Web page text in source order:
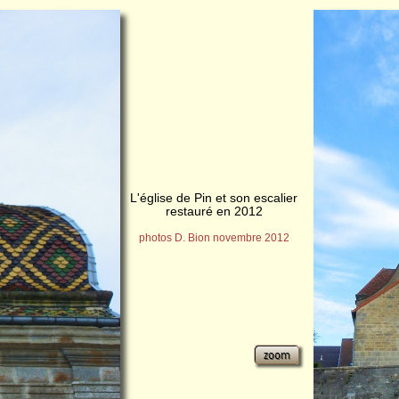
L'église de Pin et son escalier
restauré en 2012
photos D. Bion novembre 2012